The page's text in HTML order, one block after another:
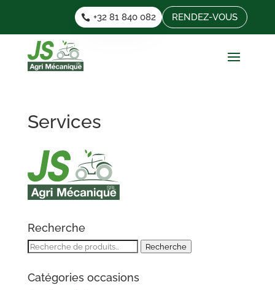
+32 81 840 082 RENDEZ-VOUS
Services
Recherche
Recherche
Recherche
Catégories occasions